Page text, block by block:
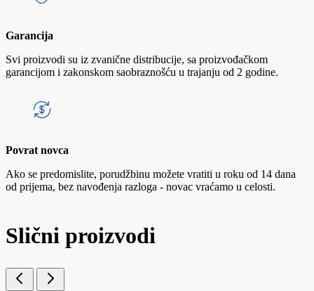
Garancija
Svi proizvodi su iz zvanične distribucije, sa proizvođačkom
garancijom i zakonskom saobraznošću u trajanju od 2 godine.
Povrat novca
Ako se predomislite, porudžbinu možete vratiti u roku od 14 dana
od prijema, bez navođenja razloga - novac vraćamo u celosti.
Slični proizvodi